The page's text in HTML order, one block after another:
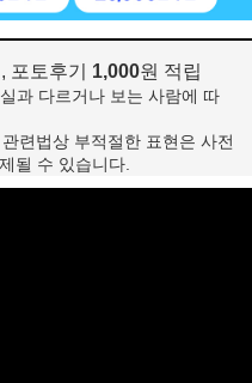
포토후기 1,000원 적립
과 다르거나 보는 사람에 따
련법상 부적절한 표현은 사전
될 수 있습니다.